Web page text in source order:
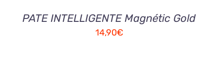
PATE INTELLIGENTE Magnétic Gold
14,90€